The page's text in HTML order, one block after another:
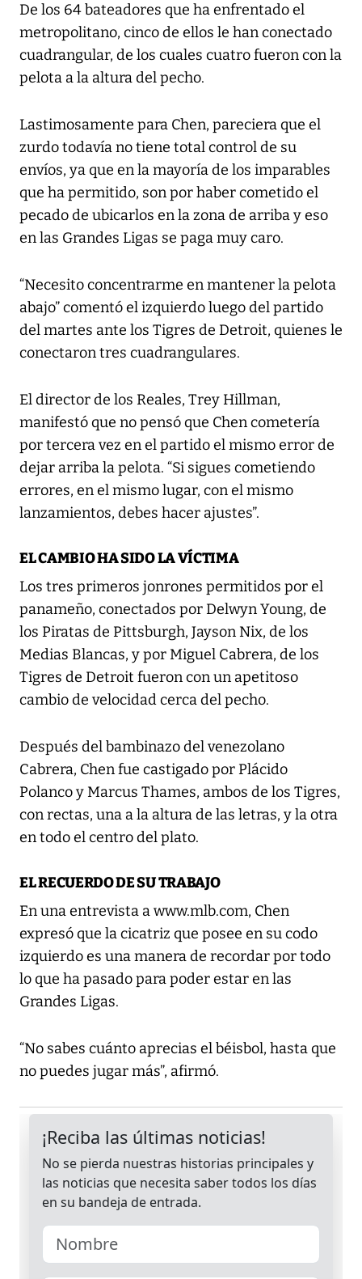
De los 64 bateadores que ha enfrentado el
metropolitano, cinco de ellos le han conectado
cuadrangular, de los cuales cuatro fueron con la
pelota a la altura del pecho.
Lastimosamente para Chen, pareciera que el
zurdo todavía no tiene total control de su
envíos, ya que en la mayoría de los imparables
que ha permitido, son por haber cometido el
pecado de ubicarlos en la zona de arriba y eso
en las Grandes Ligas se paga muy caro.
“Necesito concentrarme en mantener la pelota
abajo” comentó el izquierdo luego del partido
del martes ante los Tigres de Detroit, quienes le
conectaron tres cuadrangulares.
El director de los Reales, Trey Hillman,
manifestó que no pensó que Chen cometería
por tercera vez en el partido el mismo error de
dejar arriba la pelota. “Si sigues cometiendo
errores, en el mismo lugar, con el mismo
lanzamientos, debes hacer ajustes”.
EL CAMBIO HA SIDO LA VÍCTIMA
Los tres primeros jonrones permitidos por el
panameño, conectados por Delwyn Young, de
los Piratas de Pittsburgh, Jayson Nix, de los
Medias Blancas, y por Miguel Cabrera, de los
Tigres de Detroit fueron con un apetitoso
cambio de velocidad cerca del pecho.
Después del bambinazo del venezolano
Cabrera, Chen fue castigado por Plácido
Polanco y Marcus Thames, ambos de los Tigres,
con rectas, una a la altura de las letras, y la otra
en todo el centro del plato.
EL RECUERDO DE SU TRABAJO
En una entrevista a www.mlb.com, Chen
expresó que la cicatriz que posee en su codo
izquierdo es una manera de recordar por todo
lo que ha pasado para poder estar en las
Grandes Ligas.
“No sabes cuánto aprecias el béisbol, hasta que
no puedes jugar más”, afirmó.